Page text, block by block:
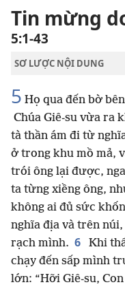
Kinh
Thánh
Tin mừng
5:1-43
SƠ LƯỢC NỘI DUNG
5 Họ qua đến bờ
Chúa Giê-su vừa ra
tà thần ám đi từ
ở trong khu mồ mả,
trói ông lại được,
ta từng xiềng ông,
không ai đủ sức
nghĩa địa và trên
rạch mình. 6
Khi
chạy đến sấp mình
lớn: “Hỡi Giê-su,